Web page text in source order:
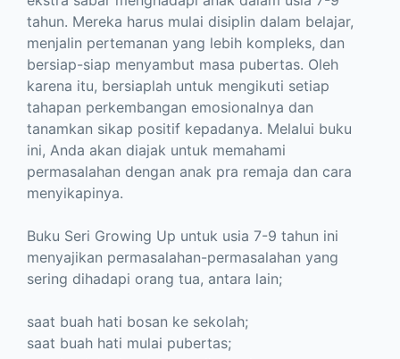
tahun. Mereka harus mulai disiplin dalam belajar,
menjalin pertemanan yang lebih kompleks, dan
bersiap-siap menyambut masa pubertas. Oleh
karena itu, bersiaplah untuk mengikuti setiap
tahapan perkembangan emosionalnya dan
tanamkan sikap positif kepadanya. Melalui buku
ini, Anda akan diajak untuk memahami
permasalahan dengan anak pra remaja dan cara
menyikapinya.
Buku Seri Growing Up untuk usia 7-9 tahun ini
menyajikan permasalahan-permasalahan yang
sering dihadapi orang tua, antara lain;
saat buah hati bosan ke sekolah;
saat buah hati mulai pubertas;